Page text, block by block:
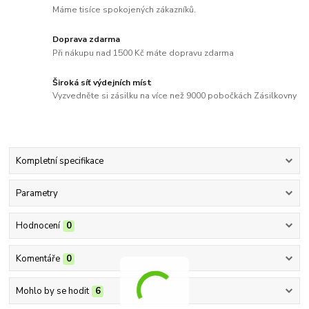
Máme tisíce spokojených zákazníků.
Doprava zdarma
Při nákupu nad 1500 Kč máte dopravu zdarma
Široká síť výdejních míst
Vyzvedněte si zásilku na více než 9000 pobočkách Zásilkovny
Kompletní specifikace
Parametry
Hodnocení 0
Komentáře 0
Mohlo by se hodit 6